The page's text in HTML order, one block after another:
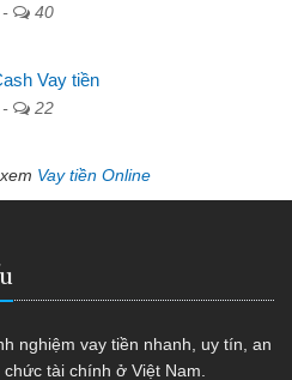
- 40
Vay tiền
- 22
Vay tiền Online
nghiệm vay tiền nhanh, uy tín, an
tài chính ở Việt Nam.